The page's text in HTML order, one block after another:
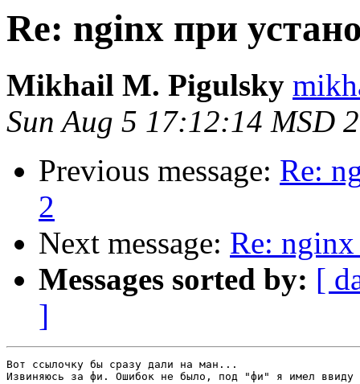
Re: nginx при
Mikhail M. Pigulsky
Sun Aug 5 17:12:14 MSD
Previous message: Re:
2
Next message: Re: nginx
Messages sorted by: [
]
Вот ссылочку бы сразу дали на ман...
Извиняюсь за фи. Ошибок не было, под "фи" я имел ввиду